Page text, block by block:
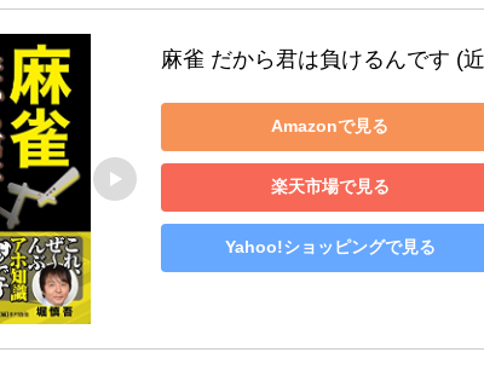
麻雀 だから君は負けるんです (
Amazonで見る
楽天市場で見る
Yahoo!ショッピングで見る